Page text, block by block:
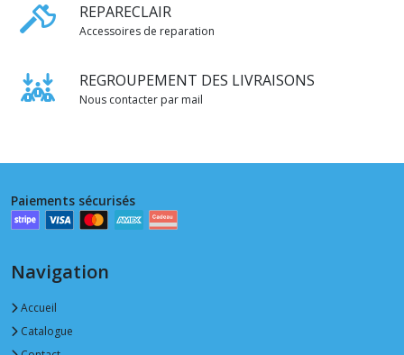
REPARECLAIR
Accessoires de reparation
REGROUPEMENT DES LIVRAISONS
Nous contacter par mail
Paiements sécurisés
Navigation
Accueil
Catalogue